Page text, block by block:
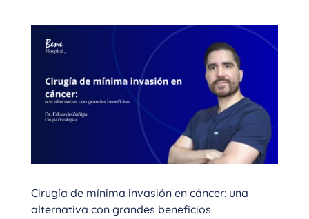
Cirugía de mínima invasión en cáncer: una
alternativa con grandes beneficios